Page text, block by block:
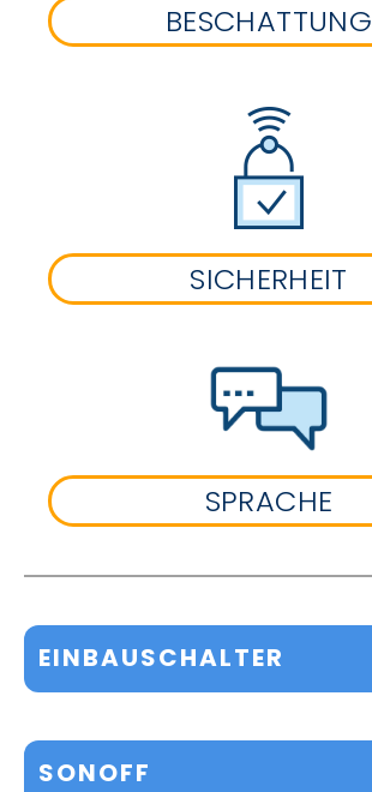
BESCHATTUNG
SICHERHEIT
SPRACHE
EINBAUSCHALTER
SONOFF